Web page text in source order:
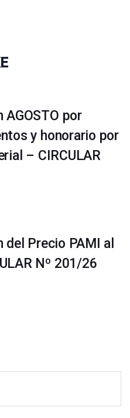
por
y honorario por
– CIRCULAR
Precio PAMI al
Nº 201/26